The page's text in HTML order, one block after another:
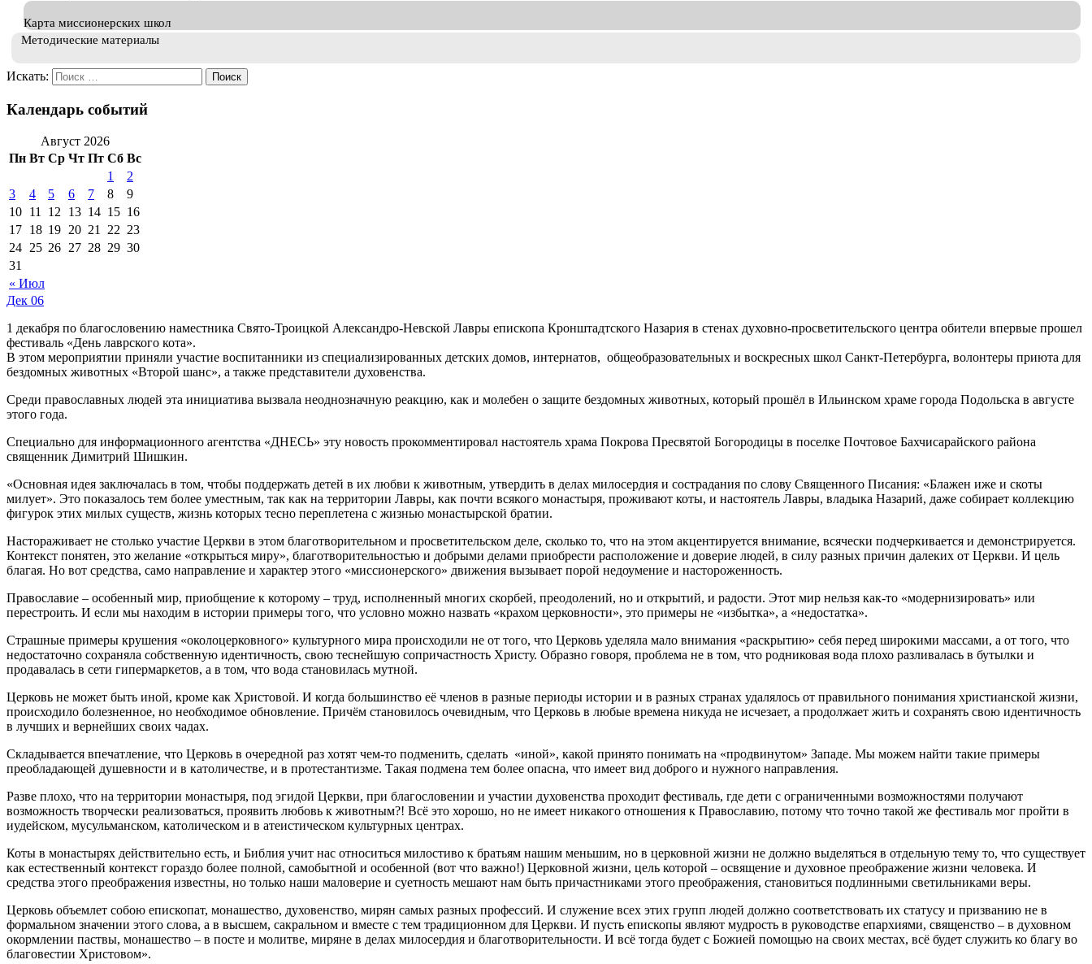
Карта миссионерских школ
Методические материалы
Искать:
Календарь событий
Август 2026
Пн Вт Ср Чт Пт Сб Вс
« Июл
1
2
3
4 5 6 7 8
9
10 11 12 13 14 15 16
17 18 19 20 21 22 23
24 25 26 27 28 29 30
31
Дек 06
1 декабря по благословению наместника Свято-Троицкой Александро-Невской Лавры епископа Кронштадтского Назария в стенах духовно-просветительского центра обители впервые прошел
фестиваль «День лаврского кота».
В этом мероприятии приняли участие воспитанники из специализированных детских домов, интернатов, общеобразовательных и воскресных школ Санкт-Петербурга, волонтеры приюта для
бездомных животных «Второй шанс», а также представители духовенства.
Среди православных людей эта инициатива вызвала неоднозначную реакцию, как и молебен о защите бездомных животных, который прошёл в Ильинском храме города Подольска в августе
этого года.
Специально для информационного агентства «ДНЕСЬ» эту новость прокомментировал настоятель храма Покрова Пресвятой Богородицы в поселке Почтовое Бахчисарайского района
священник Димитрий Шишкин.
«Основная идея заключалась в том, чтобы поддержать детей в их любви к животным, утвердить в делах милосердия и сострадания по слову Священного Писания: «Блажен иже и скоты
милует». Это показалось тем более уместным, так как на территории Лавры, как почти всякого монастыря, проживают коты, и настоятель Лавры, владыка Назарий, даже собирает коллекцию
фигурок этих милых существ, жизнь которых тесно переплетена с жизнью монастырской братии.
Настораживает не столько участие Церкви в этом благотворительном и просветительском деле, сколько то, что на этом акцентируется внимание, всячески подчеркивается и демонстрируется.
Контекст понятен, это желание «открыться миру», благотворительностью и добрыми делами приобрести расположение и доверие людей, в силу разных причин далеких от Церкви. И цель
благая. Но вот средства, само направление и характер этого «миссионерского» движения вызывает порой недоумение и настороженность.
Православие – особенный мир, приобщение к которому – труд, исполненный многих скорбей, преодолений, но и открытий, и радости. Этот мир нельзя как-то «модернизировать» или
перестроить. И если мы находим в истории примеры того, что условно можно назвать «крахом церковности», это примеры не «избытка», а «недостатка».
Страшные примеры крушения «околоцерковного» культурного мира происходили не от того, что Церковь уделяла мало внимания «раскрытию» себя перед широкими массами, а от того, что
недостаточно сохраняла собственную идентичность, свою теснейшую сопричастность Христу. Образно говоря, проблема не в том, что родниковая вода плохо разливалась в бутылки и
продавалась в сети гипермаркетов, а в том, что вода становилась мутной.
Церковь не может быть иной, кроме как Христовой. И когда большинство её членов в разные периоды истории и в разных странах удалялось от правильного понимания христианской жизни,
происходило болезненное, но необходимое обновление. Причём становилось очевидным, что Церковь в любые времена никуда не исчезает, а продолжает жить и сохранять свою идентичность
в лучших и вернейших своих чадах.
Складывается впечатление, что Церковь в очередной раз хотят чем-то подменить, сделать «иной», какой принято понимать на «продвинутом» Западе. Мы можем найти такие примеры
преобладающей душевности и в католичестве, и в протестантизме. Такая подмена тем более опасна, что имеет вид доброго и нужного направления.
Разве плохо, что на территории монастыря, под эгидой Церкви, при благословении и участии духовенства проходит фестиваль, где дети с ограниченными возможностями получают
возможность творчески реализоваться, проявить любовь к животным?! Всё это хорошо, но не имеет никакого отношения к Православию, потому что точно такой же фестиваль мог пройти в
иудейском, мусульманском, католическом и в атеистическом культурных центрах.
Коты в монастырях действительно есть, и Библия учит нас относиться милостиво к братьям нашим меньшим, но в церковной жизни не должно выделяться в отдельную тему то, что существует
как естественный контекст гораздо более полной, самобытной и особенной (вот что важно!) Церковной жизни, цель которой – освящение и духовное преображение жизни человека. И
средства этого преображения известны, но только наши маловерие и суетность мешают нам быть причастниками этого преображения, становиться подлинными светильниками веры.
Церковь объемлет собою епископат, монашество, духовенство, мирян самых разных профессий. И служение всех этих групп людей должно соответствовать их статусу и призванию не в
формальном значении этого слова, а в высшем, сакральном и вместе с тем традиционном для Церкви. И пусть епископы являют мудрость в руководстве епархиями, священство – в духовном
окормлении паствы, монашество – в посте и молитве, миряне в делах милосердия и благотворительности. И всё тогда будет с Божией помощью на своих местах, всё будет служить ко благу во
благовестии Христовом».